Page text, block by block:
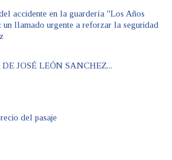
accidente en la guardería "Los Años
un llamado urgente a reforzar la seguridad
JOSÉ LEÓN SANCHEZ...
del pasaje